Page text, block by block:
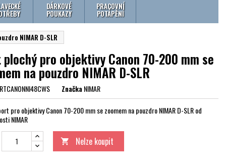
DÁRKOVÉ
POUKAZY
PRACOVNÍ
POTÁPĚNÍ
NIMAR D-SLR
pro objektivy Canon 70-200 mm se
na pouzdro NIMAR D-SLR
ZnačkaNIMAR
pro objektivy Canon 70-200 mm se zoomem na pouzdro NIMAR D-SLR od
NIMAR
 Nelze koupit